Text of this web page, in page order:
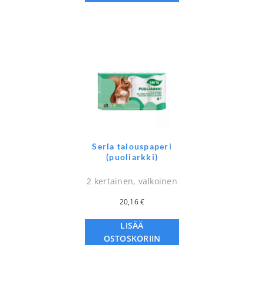
Serla talouspaperi
(puoliarkki)
2 kertainen, valkoinen
20,16€
LISÄÄ
OSTOSKORIIN